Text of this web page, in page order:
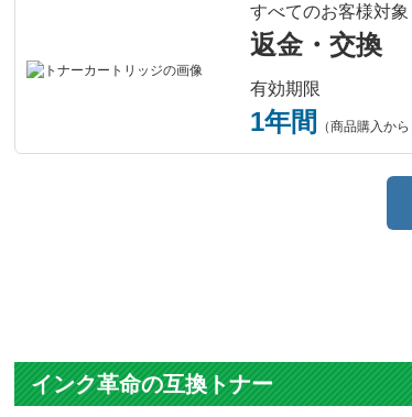
すべてのお客様対象
返金・交換
有効期限
1年間 （商品購入から
インク革命の互換トナー